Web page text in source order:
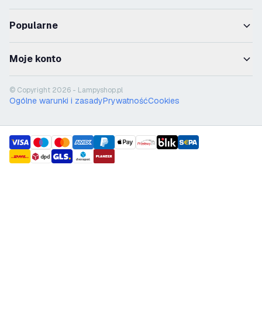
Popularne
Moje konto
© Copyright 2026 - Lampyshop.pl
Ogólne warunki i zasadyPrywatnośćCookies
payment methods
shipment methods